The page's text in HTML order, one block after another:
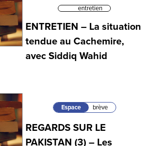
entretien
ENTRETIEN – La situation
tendue au Cachemire,
avec Siddiq Wahid
Espace brève
REGARDS SUR LE
PAKISTAN (3) – Les